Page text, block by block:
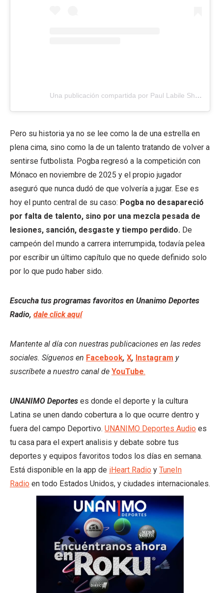
Una publicación compartida por Paul Labile Shakur Pogba (@paulpogba)
Pero su historia ya no se lee como la de una estrella en
plena cima, sino como la de un talento tratando de volver a
sentirse futbolista. Pogba regresó a la competición con
Mónaco en noviembre de 2025 y el propio jugador
aseguró que nunca dudó de que volvería a jugar. Ese es
hoy el punto central de su caso: Pogba no desapareció
por falta de talento, sino por una mezcla pesada de
lesiones, sanción, desgaste y tiempo perdido. De
campeón del mundo a carrera interrumpida, todavía pelea
por escribir un último capítulo que no quede definido solo
por lo que pudo haber sido.
Escucha tus programas favoritos en Unanimo Deportes
Radio, dale click aquí
Mantente al día con nuestras publicaciones en las redes
sociales. Síguenos en Facebook, X, Instagram y
suscríbete a nuestro canal de YouTube.
UNANIMO Deportes es donde el deporte y la cultura
Latina se unen dando cobertura a lo que ocurre dentro y
fuera del campo Deportivo. UNANIMO Deportes Audio es
tu casa para el expert analisis y debate sobre tus
deportes y equipos favoritos todos los días en semana.
Está disponible en la app de iHeart Radio y TuneIn
Radio en todo Estados Unidos, y ciudades internacionales.